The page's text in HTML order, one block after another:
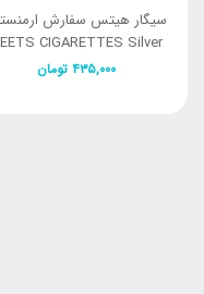
سیگار هیتس سفارش
CIGARETTES Silver
Selection
تومان ۴۳۵,۰۰۰